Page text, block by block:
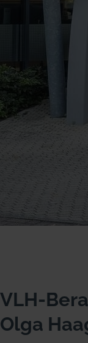
VLH-
Olga